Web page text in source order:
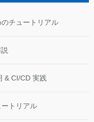
チュートリアル
& CI/CD 実践
トリアル